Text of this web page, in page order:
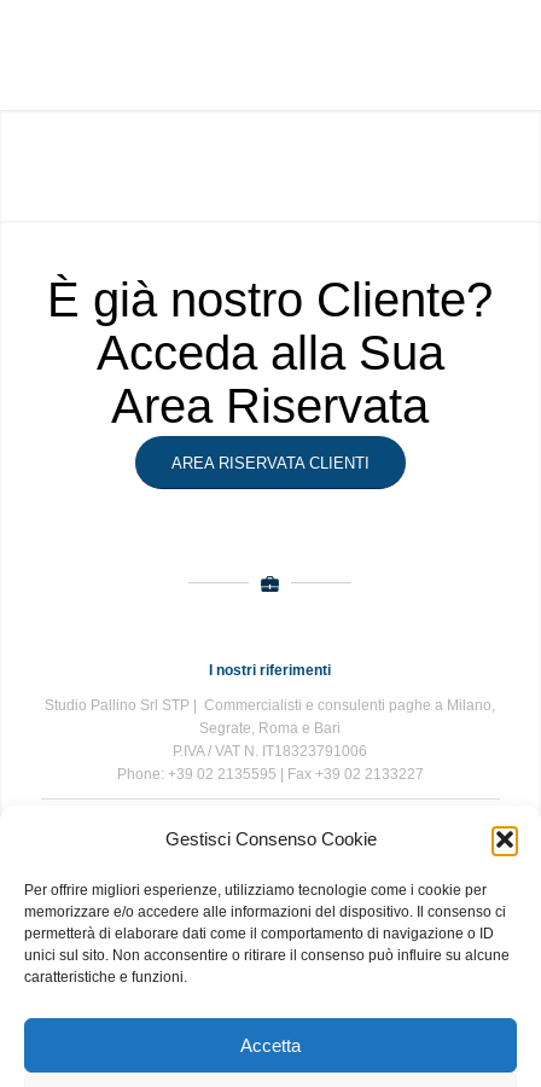
Gestisci Consenso Cookie
Per offrire migliori esperienze, utilizziamo tecnologie come i cookie per
memorizzare e/o accedere alle informazioni del dispositivo. Il consenso ci
permetterà di elaborare dati come il comportamento di navigazione o ID
unici sul sito. Non acconsentire o ritirare il consenso può influire su alcune
caratteristiche e funzioni.
Accetta
È già nostro Cliente?
Acceda alla Sua
Area Riservata
AREA RISERVATA CLIENTI
I nostri riferimenti
Studio Pallino Srl STP | Commercialisti e consulenti paghe a Milano,
Segrate, Roma e Bari
P.IVA / VAT N. IT18323791006
Phone: +39 02 2135595 | Fax +39 02 2133227
The information contained in this website is for general information
while we endeavour to keep the information up to date and correct, we
make no representations or warranties of any kind, express or implied,
about the completeness, accuracy, reliability, suitability or availability
with respect to the website or the information, products, services, or
related graphics contained on the website for any purpose. Any